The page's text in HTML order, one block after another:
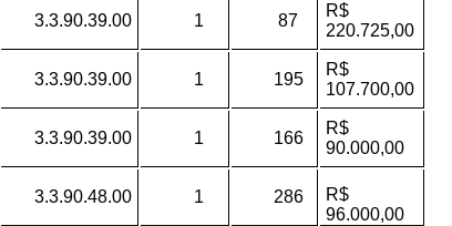
3.3.90.39.00 1 87
R$
220.725,00
3.3.90.39.00 1 195
R$
107.700,00
3.3.90.39.00 1 166
R$
90.000,00
3.3.90.48.00 1 286
R$
96.000,00